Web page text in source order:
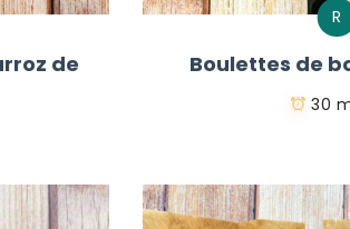
de
R
Boulettes de
30